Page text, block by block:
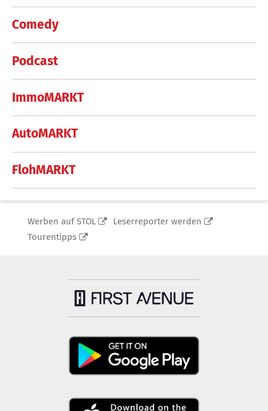
Comedy
Podcast
ImmoMARKT
AutoMARKT
FlohMARKT
Werben auf STOL
Leserreporter werden
Tourentipps